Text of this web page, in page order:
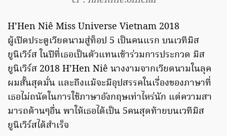
H’Hen Niê Miss Universe Vietnam 2018
ผู้เปิดประตูเวียดนามสู่ท็อป 5 เป็นคนแรก บนเวทีมิส
ยูนิเวิร์ส ในปีที่เธอเป็นตัวแทนเข้าร่วมการประกวด มิส
ยูนิเวิร์ส 2018 H’Hen Niê นางงามจากเวียดนามในลุค
ผมสั้นสุดมั่น และถึงแม้จะมีอุปสรรคในเรื่องของภาษาที่
เธอไม่ถนัดในการใช้ภาษาอังกฤษเท่าไหร่นัก แต่ความสา
มารถด้านๆอื่น พาให้เธอได้เป็น 5คนสุดท้ายบนเวทีมิส
ยูนิเวิร์สได้สำเร็จ